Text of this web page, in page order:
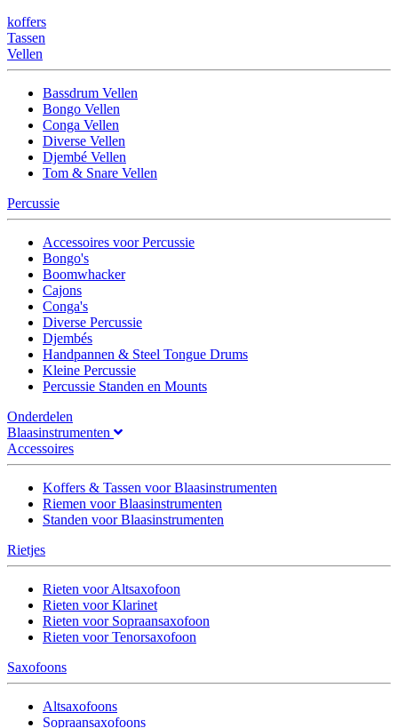
koffers
Tassen
Vellen
Bassdrum Vellen
Bongo Vellen
Conga Vellen
Diverse Vellen
Djembé Vellen
Tom & Snare Vellen
Percussie
Accessoires voor Percussie
Bongo's
Boomwhacker
Cajons
Conga's
Diverse Percussie
Djembés
Handpannen & Steel Tongue Drums
Kleine Percussie
Percussie Standen en Mounts
Onderdelen
Blaasinstrumenten
Accessoires
Koffers & Tassen voor Blaasinstrumenten
Riemen voor Blaasinstrumenten
Standen voor Blaasinstrumenten
Rietjes
Rieten voor Altsaxofoon
Rieten voor Klarinet
Rieten voor Sopraansaxofoon
Rieten voor Tenorsaxofoon
Saxofoons
Altsaxofoons
Sopraansaxofoons